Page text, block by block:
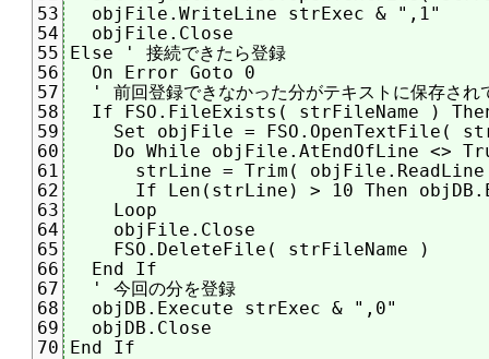
53
54
55
56
57
58
59
60
61
62
63
64
65
66
67
68
69
70
  objFile.WriteLine strExec & ",1"
  objFile.Close
Else ' 接続できたら登録
  On Error Goto 0
' 前回登録できなかった分がテキストに保存され
If FSO.FileExists( strFileName )
Set objFile = FSO.OpenTextFile(
Do While objFile.AtEndOfLine <>
strLine = Trim( objFile.ReadLine
If Len(strLine) > 10 Then
    Loop
    objFile.Close
    FSO.DeleteFile( strFileName )
  End If
  ' 今回の分を登録
  objDB.Execute strExec & ",0"
  objDB.Close